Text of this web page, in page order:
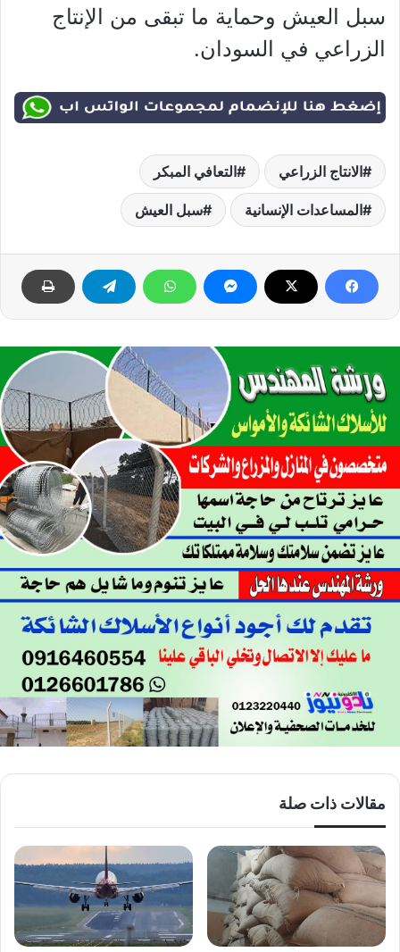
سبل العيش وحماية ما تبقى من الإنتاج
الزراعي في السودان.
الانتاج الزراعي التعافي المبكر
المساعدات الإنسانية سبل العيش
مقالات ذات صلة